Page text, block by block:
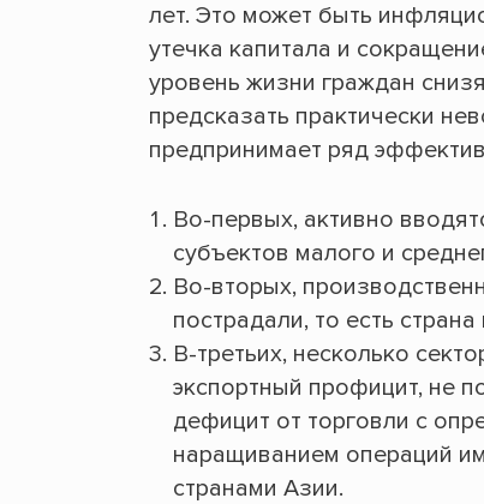
лет. Это может быть
утечка капитала и
уровень жизни граждан
предсказать практически
предпринимает ряд
Во-первых, активно
субъектов малого и
Во-вторых,
пострадали, то есть
В-третьих, несколько
экспортный профицит, не
дефицит от торговли с
наращиванием операций
странами Азии.